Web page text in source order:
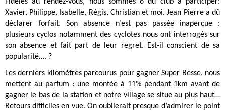
Xavier, Philippe, Isabelle, Régis, Christian et moi. Jean Pierre a dû
déclarer forfait. Son absence n’est pas passée inaperçue :
plusieurs cyclos notamment des cyclotes nous ont interrogés sur
son absence et fait part de leur regret. Est-il conscient de sa
popularité…. ?
Les derniers kilomètres parcourus pour gagner Super Besse, nous
mettent au parfum : une montée à 11% pendant 1km avant de
gagner le bas de la station et notre village se situe au plus haut…
Retours difficiles en vue. On oublierait presque d’admirer le point